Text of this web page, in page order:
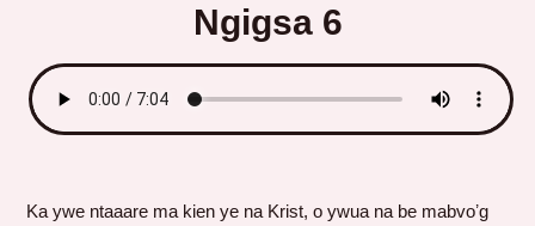
Ngigsa 6
Ka ywe ntaaare ma kien ye na Krist, o ywua na be mabvoʼg